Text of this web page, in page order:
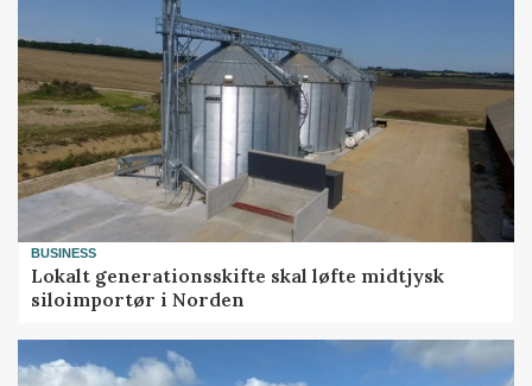
BUSINESS
Lokalt generationsskifte skal løfte midtjysk
siloimportør i Norden